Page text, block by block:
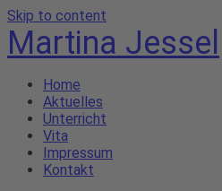
Skip to content
Martina Jessel
Home
Aktuelles
Unterricht
Vita
Impressum
Kontakt